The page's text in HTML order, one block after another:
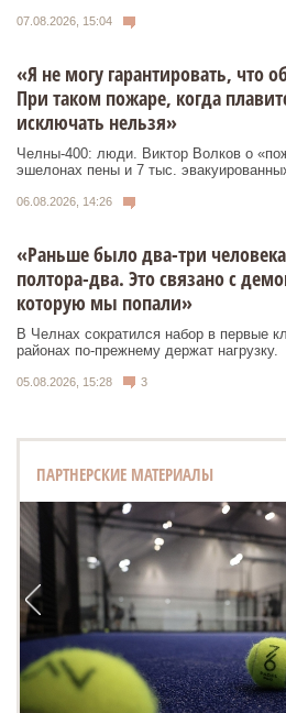
07.08.2026, 15:04
«Я не могу гарантировать, что
При таком пожаре, когда
исключать нельзя»
Челны-400: люди. Виктор Волков о
эшелонах пены и 7 тыс.
06.08.2026, 14:26
«Раньше было два-три
полтора-два. Это связано с
которую мы попали»
В Челнах сократился набор в первые
районах по-прежнему держат нагрузку.
05.08.2026, 15:28 3
ПАРТНЕРСКИЕ МАТЕРИАЛЫ